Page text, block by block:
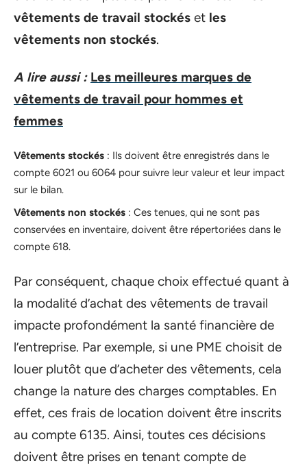
vêtements de travail stockés et les
vêtements non stockés.
A lire aussi : Les meilleures marques de
vêtements de travail pour hommes et
femmes
Vêtements stockés : Ils doivent être enregistrés dans le
compte 6021 ou 6064 pour suivre leur valeur et leur impact
sur le bilan.
Vêtements non stockés : Ces tenues, qui ne sont pas
conservées en inventaire, doivent être répertoriées dans le
compte 618.
Par conséquent, chaque choix effectué quant à
la modalité d’achat des vêtements de travail
impacte profondément la santé financière de
l’entreprise. Par exemple, si une PME choisit de
louer plutôt que d’acheter des vêtements, cela
change la nature des charges comptables. En
effet, ces frais de location doivent être inscrits
au compte 6135. Ainsi, toutes ces décisions
doivent être prises en tenant compte de